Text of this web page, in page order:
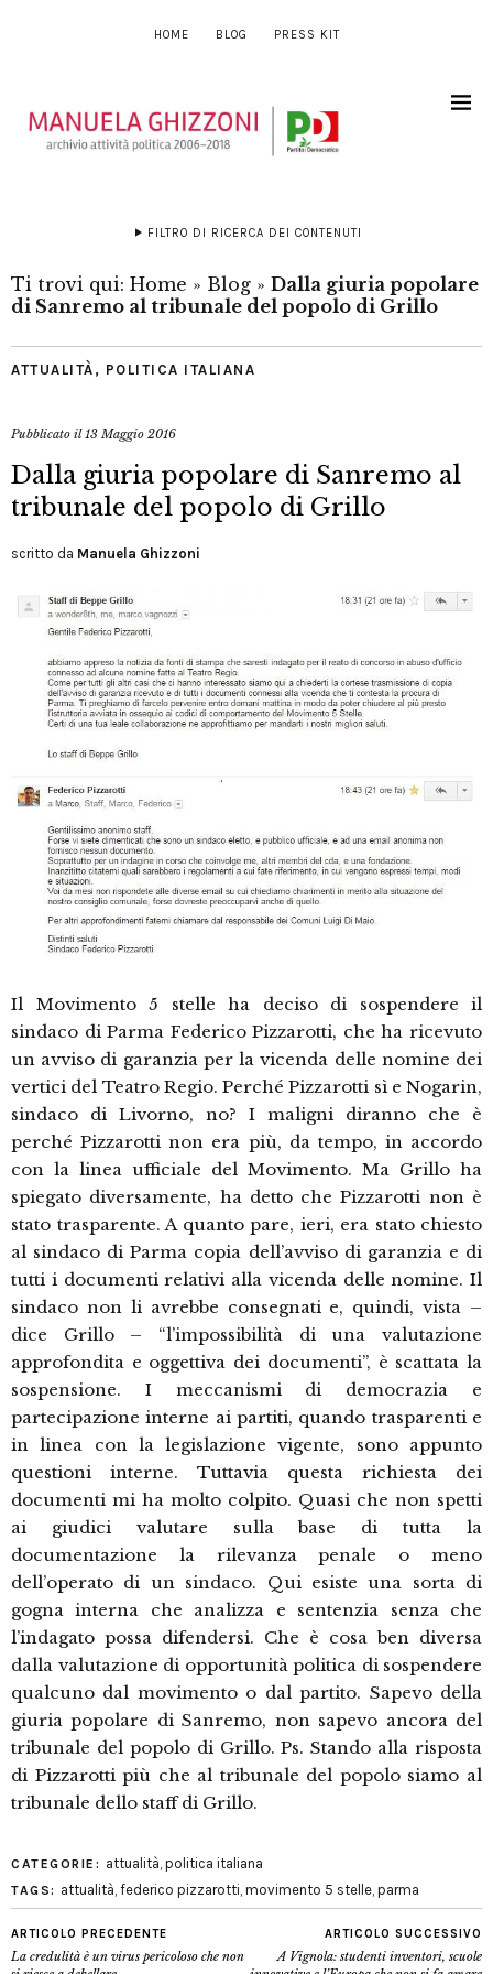
HOME BLOG PRESS KIT
FILTRO DI RICERCA DEI CONTENUTI
Ti trovi qui: Home » Blog » Dalla giuria popolare
di Sanremo al tribunale del popolo di Grillo
ATTUALITÀ , POLITICA ITALIANA
Pubblicato il13 Maggio 2016
Dalla giuria popolare di Sanremo al
tribunale del popolo di Grillo
scritto da Manuela Ghizzoni
Il Movimento 5 stelle ha deciso di sospendere il
sindaco di Parma Federico Pizzarotti, che ha ricevuto
un avviso di garanzia per la vicenda delle nomine dei
vertici del Teatro Regio. Perché Pizzarotti sì e Nogarin,
sindaco di Livorno, no? I maligni diranno che è
perché Pizzarotti non era più, da tempo, in accordo
con la linea ufficiale del Movimento. Ma Grillo ha
spiegato diversamente, ha detto che Pizzarotti non è
stato trasparente. A quanto pare, ieri, era stato chiesto
al sindaco di Parma copia dell’avviso di garanzia e di
tutti i documenti relativi alla vicenda delle nomine. Il
sindaco non li avrebbe consegnati e, quindi, vista –
dice Grillo – “l’impossibilità di una valutazione
approfondita e oggettiva dei documenti”, è scattata la
sospensione. I meccanismi di democrazia e
partecipazione interne ai partiti, quando trasparenti e
in linea con la legislazione vigente, sono appunto
questioni interne. Tuttavia questa richiesta dei
documenti mi ha molto colpito. Quasi che non spetti
ai giudici valutare sulla base di tutta la
documentazione la rilevanza penale o meno
dell’operato di un sindaco. Qui esiste una sorta di
gogna interna che analizza e sentenzia senza che
l’indagato possa difendersi. Che è cosa ben diversa
dalla valutazione di opportunità politica di sospendere
qualcuno dal movimento o dal partito. Sapevo della
giuria popolare di Sanremo, non sapevo ancora del
tribunale del popolo di Grillo. Ps. Stando alla risposta
di Pizzarotti più che al tribunale del popolo siamo al
tribunale dello staff di Grillo.
CATEGORIE: attualità, politica italiana
TAGS: attualità, federico pizzarotti, movimento 5 stelle, parma
ARTICOLO PRECEDENTE
La credulità è un virus pericoloso che non
ARTICOLO SUCCESSIVO
A Vignola: studenti inventori, scuole